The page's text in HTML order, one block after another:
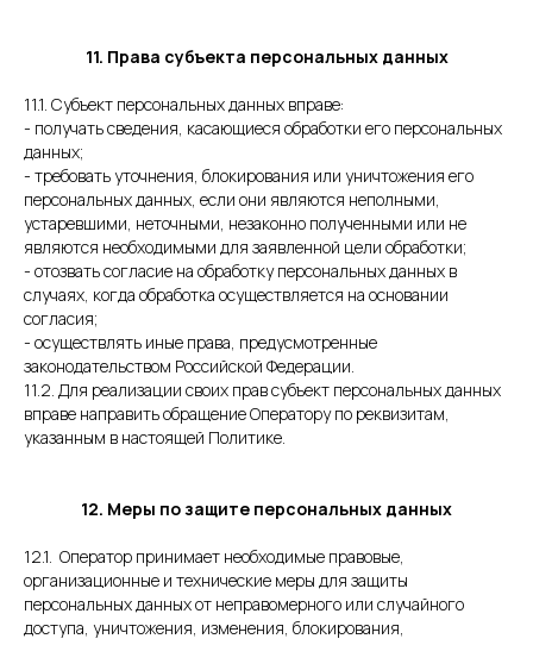
11. Права субъекта персональных данных
11.1. Субъект персональных данных вправе:
- получать сведения, касающиеся обработки его персональных
данных;
- требовать уточнения, блокирования или уничтожения его
персональных данных, если они являются неполными,
устаревшими, неточными, незаконно полученными или не
являются необходимыми для заявленной цели обработки;
- отозвать согласие на обработку персональных данных в
случаях, когда обработка осуществляется на основании
согласия;
- осуществлять иные права, предусмотренные
законодательством Российской Федерации.
11.2. Для реализации своих прав субъект персональных данных
вправе направить обращение Оператору по реквизитам,
указанным в настоящей Политике.
12. Меры по защите персональных данных
12.1. Оператор принимает необходимые правовые,
организационные и технические меры для защиты
персональных данных от неправомерного или случайного
доступа, уничтожения, изменения, блокирования,